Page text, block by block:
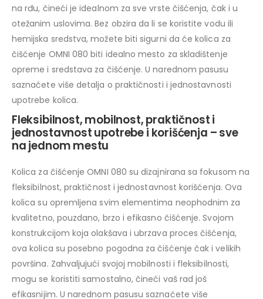
na rđu, čineći je idealnom za sve vrste čišćenja, čak i u
otežanim uslovima. Bez obzira da li se koristite vodu ili
hemijska sredstva, možete biti sigurni da će kolica za
čišćenje OMNI 080 biti idealno mesto za skladištenje
opreme i sredstava za čišćenje. U narednom pasusu
saznaćete više detalja o praktičnosti i jednostavnosti
upotrebe kolica.
Fleksibilnost, mobilnost, praktičnost i
jednostavnost upotrebe i korišćenja – sve
na jednom mestu
Kolica za čišćenje OMNI 080 su dizajnirana sa fokusom na
fleksibilnost, praktičnost i jednostavnost korišćenja. Ova
kolica su opremljena svim elementima neophodnim za
kvalitetno, pouzdano, brzo i efikasno čišćenje. Svojom
konstrukcijom koja olakšava i ubrzava proces čišćenja,
ova kolica su posebno pogodna za čišćenje čak i velikih
površina. Zahvaljujući svojoj mobilnosti i fleksibilnosti,
mogu se koristiti samostalno, čineći vaš rad još
efikasnijim. U narednom pasusu saznaćete više